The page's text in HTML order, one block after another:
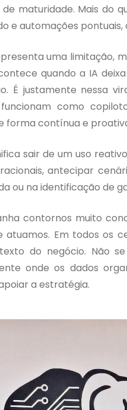
maturidade. Mais do
e automações
uma limitação,
quando a IA
É justamente nessa
como
forma contínua e
sair de um uso
antecipar
ou na identificação de
contornos muito
atuamos. Em todos os
do negócio. Não
onde os dados
a estratégia.